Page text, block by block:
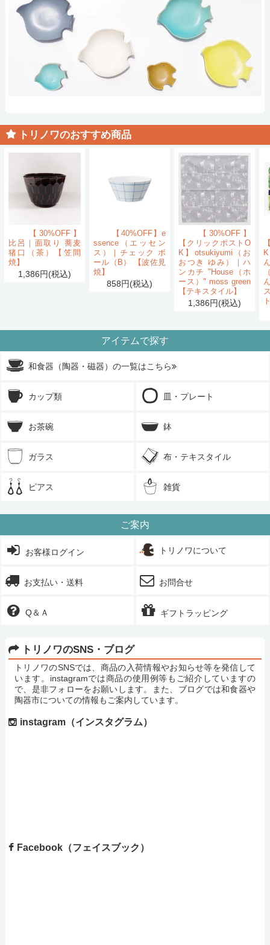
トリノワのおすすめ商品
【30%OFF】
比呂｜面取り 蕎麦
猪口（茶）【笠間
焼】
1,386円(税込)
【40%OFF】e
ssence（エッセン
ス）｜チェック ボ
ール（B） 【波佐見
焼】
858円(税込)
【30%OFF】
【クリックポストO
K】otsukiyumi（お
おつき ゆみ）｜ハ
ンカチ "House（ホ
ース）" moss green
【テキスタイル】
1,386円(税込)
アイテムで探す
和食器（陶器・磁器）の一覧はこちら
カップ類 皿・プレート
お茶碗 鉢
ガラス 布・テキスタイル
ピアス 雑貨
ご案内
お客様ログイン トリノワについて
お支払い・送料 お問合せ
Q＆Ａ ギフトラッピング
トリノワのSNS・ブログ
トリノワのSNSでは、商品の入荷情報やお知らせ等を発信して
います。instagramでは商品の使用例等もご紹介していますの
で、是非フォローをお願いします。また、ブログでは和食器や
陶器市についての情報もご案内しています。
instagram（インスタグラム）
Facebook（フェイスブック）